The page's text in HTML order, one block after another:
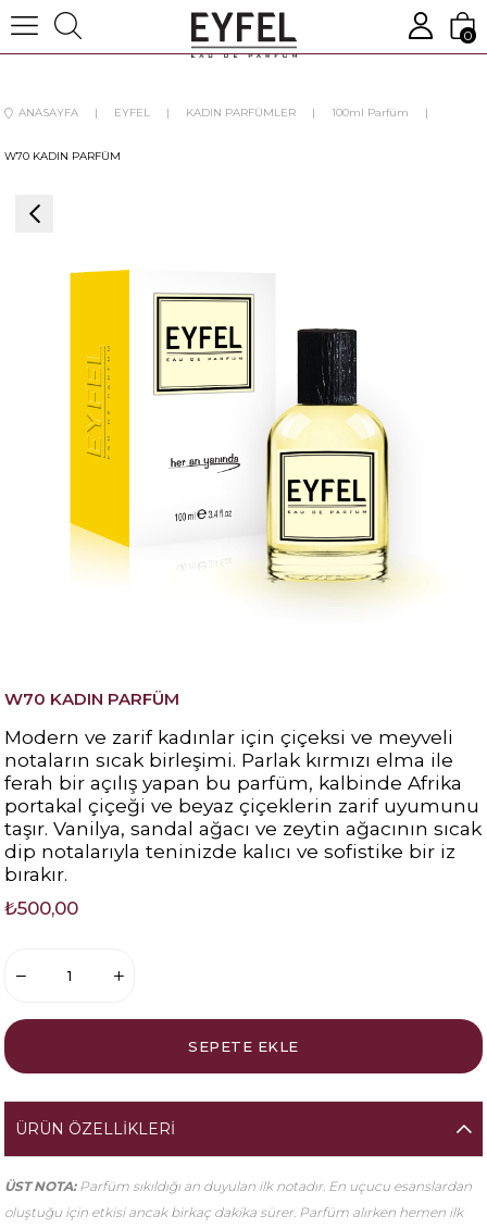
0
ANASAYFA EYFEL KADIN PARFÜMLER 100ml Parfüm
W70 KADIN PARFÜM
W70 KADIN PARFÜM
Modern ve zarif kadınlar için çiçeksi ve meyveli
notaların sıcak birleşimi. Parlak kırmızı elma ile
ferah bir açılış yapan bu parfüm, kalbinde Afrika
portakal çiçeği ve beyaz çiçeklerin zarif uyumunu
taşır. Vanilya, sandal ağacı ve zeytin ağacının sıcak
dip notalarıyla teninizde kalıcı ve sofistike bir iz
bırakır.
₺500,00
ÜRÜN ÖZELLIKLERI
ÜST NOTA:Parfüm sıkıldığı an duyulan ilk notadır. En uçucu esanslardan
oluştuğu için etkisi ancak birkaç dakika sürer. Parfüm alırken hemen ilk